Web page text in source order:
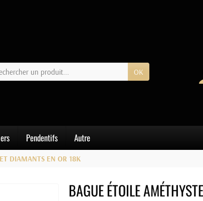
OK
Pendentifs Autre
DIAMANTS EN OR 18K
BAGUE ÉTOILE